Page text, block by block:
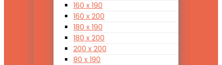
160 x 190
160 x 200
180 x 190
180 x 200
200 x 200
80 x 190